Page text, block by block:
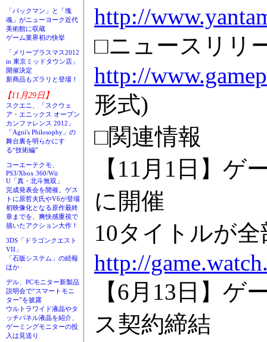
「パックマン」と「塊
魂」がニューヨーク近代
美術館に収蔵
ゲーム業界初の快挙
「メリープラスマス2012
in 東京ミッドタウン店」
開催決定
新商品もズラリと登場！
【11月29日】
スクエニ、「スクウェ
ア・エニックス オープン
カンファレンス 2012」
「Agni's Philosophy」の
舞台裏を明らかにす
る“技術編”
コーエーテクモ、
PS3/Xbox 360/Wii
U「真・北斗無双」
完成発表会を開催。ゲス
トに原哲夫氏やV6が登場
初映像化となる原作最終
章までを、爽快感重視で
描いたアクション大作！
3DS「ドラゴンクエスト
VII」
「石版システム」の続報
ほか
デル、PCモニター新製品
説明会で“スマートモニ
ター”を披露
ウルトラワイド液晶やタ
ッチパネル液晶を紹介、
ゲーミングモニターの投
入は見送り
http://
□ニュースリリ
http://
形式)
□関連情報
【11月1日】ゲ
に開催
10タイトルが
http://
【6月13日】
ス契約締結